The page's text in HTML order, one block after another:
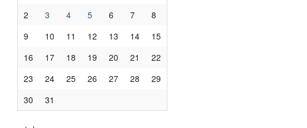
2
3 4 5 6 7
8
9
10 11 12 13 14
15
16
17 18 19 20 21
22
23
24 25 26 27 28
29
30
31